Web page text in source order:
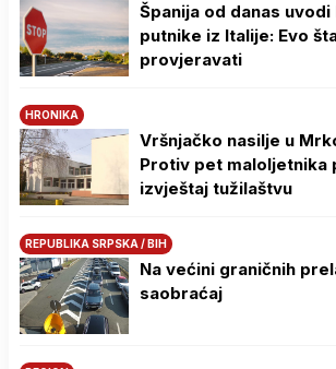
Španija od danas
putnike iz Italije: Evo
provjeravati
HRONIKA
Vršnjačko nasilje u
Protiv pet maloljetnika
izvještaj tužilaštvu
REPUBLIKA SRPSKA / BIH
Na većini graničnih
saobraćaj